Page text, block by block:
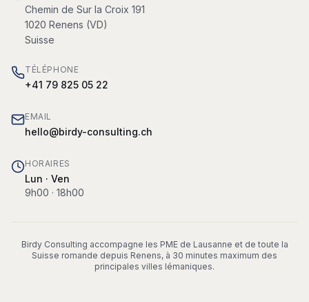
Chemin de Sur la Croix 191
1020 Renens (VD)
Suisse
TÉLÉPHONE
+41 79 825 05 22
EMAIL
hello@birdy-consulting.ch
HORAIRES
Lun · Ven
9h00 · 18h00
Birdy Consulting accompagne les PME de Lausanne et de toute la
Suisse romande depuis Renens, à 30 minutes maximum des
principales villes lémaniques.